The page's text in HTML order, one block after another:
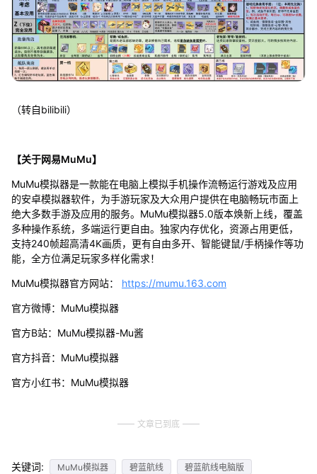
（转自bilibili）
【关于网易MuMu】
MuMu模拟器是一款能在电脑上模拟手机操作流畅运行游戏及应用
的安卓模拟器软件，为手游玩家及大众用户提供在电脑畅玩市面上
绝大多数手游及应用的服务。MuMu模拟器5.0版本焕新上线，覆盖
多种操作系统，多端运行更自由。独家内存优化，资源占用更低，
支持240帧超高清4K画质，更有自由多开、智能键鼠/手柄操作等功
能，全方位满足玩家多样化需求！
MuMu模拟器官方网站： https://mumu.163.com
官方微博：MuMu模拟器
官方B站：MuMu模拟器-Mu酱
官方抖音：MuMu模拟器
官方小红书：MuMu模拟器
文章已到底
关键词: MuMu模拟器 碧蓝航线
碧蓝航线电脑版